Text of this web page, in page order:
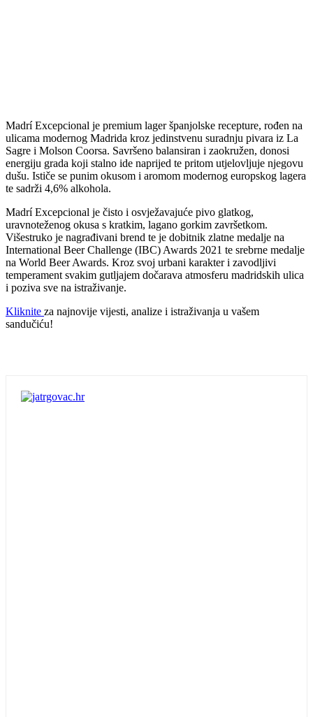
Madrí Excepcional je premium lager španjolske recepture, rođen na
ulicama modernog Madrida kroz jedinstvenu suradnju pivara iz La
Sagre i Molson Coorsa. Savršeno balansiran i zaokružen, donosi
energiju grada koji stalno ide naprijed te pritom utjelovljuje njegovu
dušu. Ističe se punim okusom i aromom modernog europskog lagera
te sadrži 4,6% alkohola.
Madrí Excepcional je čisto i osvježavajuće pivo glatkog,
uravnoteženog okusa s kratkim, lagano gorkim završetkom.
Višestruko je nagrađivani brend te je dobitnik zlatne medalje na
International Beer Challenge (IBC) Awards 2021 te srebrne medalje
na World Beer Awards. Kroz svoj urbani karakter i zavodljivi
temperament svakim gutljajem dočarava atmosferu madridskih ulica
i poziva sve na istraživanje.
Kliknite za najnovije vijesti, analize i istraživanja u vašem
sandučiću!